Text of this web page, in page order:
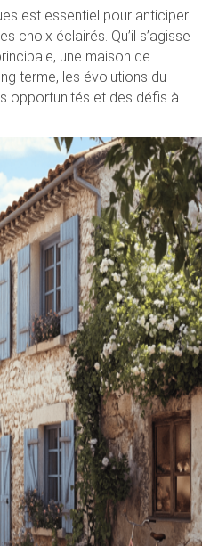
est essentiel pour anticiper
choix éclairés. Qu’il s’agisse
une maison de
terme, les évolutions du
opportunités et des défis à